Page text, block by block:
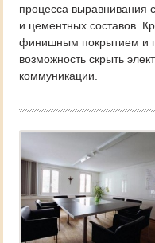
процесса выравнивания
и цементных составов.
финишным покрытием и
возможность скрыть
коммуникации.